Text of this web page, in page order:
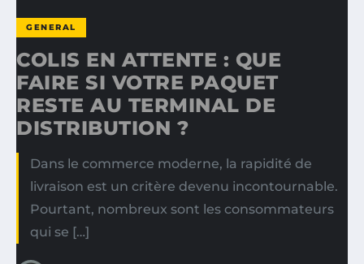
GENERAL
COLIS EN ATTENTE : QUE
FAIRE SI VOTRE PAQUET
RESTE AU TERMINAL DE
DISTRIBUTION ?
Dans le commerce moderne, la rapidité de
livraison est un critère devenu incontournable.
Pourtant, nombreux sont les consommateurs
qui se […]